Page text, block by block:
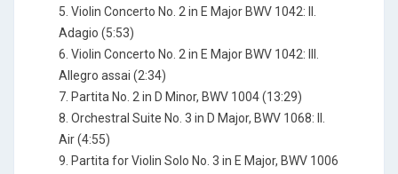
5. Violin Concerto No. 2 in E Major BWV 1042: II.
Adagio (5:53)
6. Violin Concerto No. 2 in E Major BWV 1042: III.
Allegro assai (2:34)
7. Partita No. 2 in D Minor, BWV 1004 (13:29)
8. Orchestral Suite No. 3 in D Major, BWV 1068: II.
Air (4:55)
9. Partita for Violin Solo No. 3 in E Major, BWV 1006